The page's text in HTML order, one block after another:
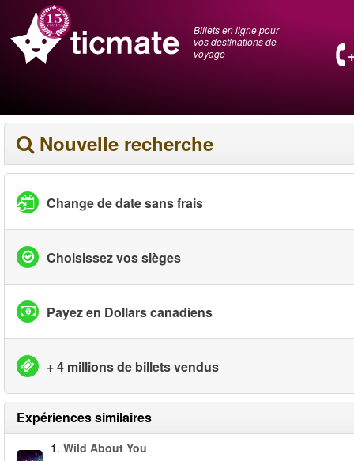
Billets en ligne pour
vos destinations de
voyage
Nouvelle recherche
Change de date sans frais
Choisissez vos sièges
Payez en Dollars canadiens
+ 4 millions de billets vendus
Expériences similaires
1. Wild About You